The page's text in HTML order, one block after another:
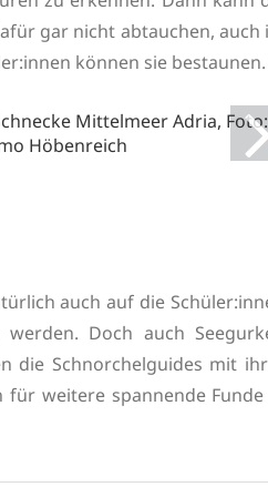
gar nicht abtauchen, auch
können sie bestaunen.
auch auf die
Doch auch
die Schnorchelguides mit
weitere spannende